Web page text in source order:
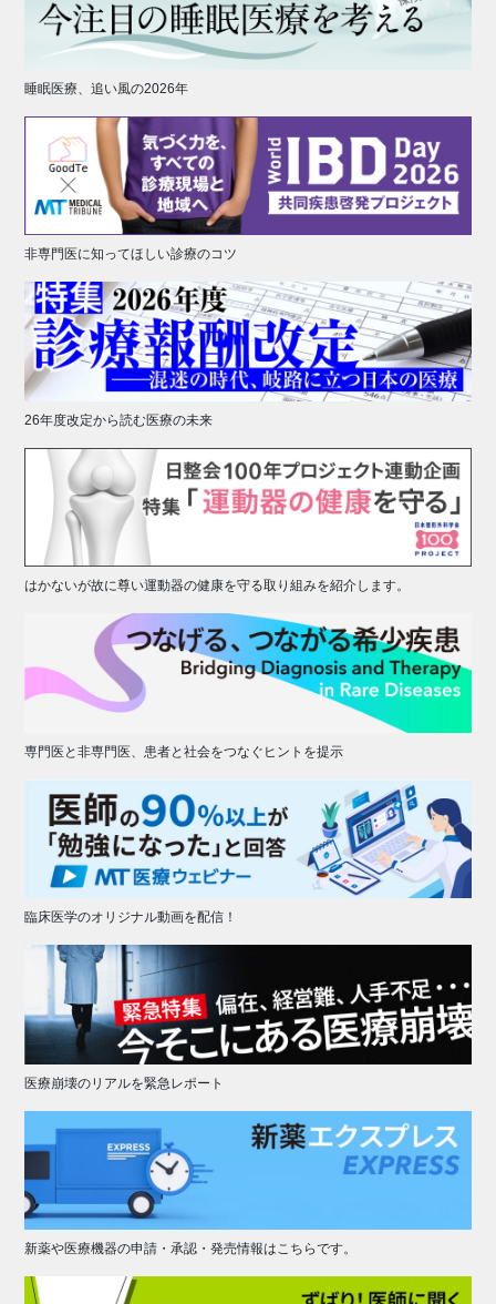
睡眠医療、追い風の2026年
非専門医に知ってほしい診療のコツ
26年度改定から読む医療の未来
はかないが故に尊い運動器の健康を守る取り組みを紹介します。
専門医と非専門医、患者と社会をつなぐヒントを提示
臨床医学のオリジナル動画を配信！
医療崩壊のリアルを緊急レポート
新薬や医療機器の申請・承認・発売情報はこちらです。